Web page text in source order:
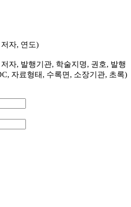
자, 연도)
자, 발행기관, 학술지명, 권호, 발행
자료형태, 수록면, 소장기관, 초록)